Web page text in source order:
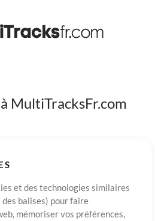
et des technologies similaires
balises) pour faire
mémoriser vos préférences,
MultiTracksFr.com